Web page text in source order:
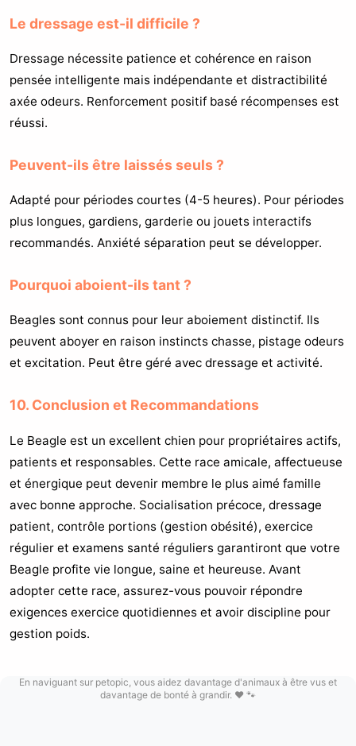
Le dressage est-il difficile ?
Dressage nécessite patience et cohérence en raison
pensée intelligente mais indépendante et distractibilité
axée odeurs. Renforcement positif basé récompenses est
réussi.
Peuvent-ils être laissés seuls ?
Adapté pour périodes courtes (4-5 heures). Pour périodes
plus longues, gardiens, garderie ou jouets interactifs
recommandés. Anxiété séparation peut se développer.
Pourquoi aboient-ils tant ?
Beagles sont connus pour leur aboiement distinctif. Ils
peuvent aboyer en raison instincts chasse, pistage odeurs
et excitation. Peut être géré avec dressage et activité.
10. Conclusion et Recommandations
Le Beagle est un excellent chien pour propriétaires actifs,
patients et responsables. Cette race amicale, affectueuse
et énergique peut devenir membre le plus aimé famille
avec bonne approche. Socialisation précoce, dressage
patient, contrôle portions (gestion obésité), exercice
régulier et examens santé réguliers garantiront que votre
Beagle profite vie longue, saine et heureuse. Avant
adopter cette race, assurez-vous pouvoir répondre
exigences exercice quotidiennes et avoir discipline pour
gestion poids.
En naviguant sur petopic, vous aidez davantage d'animaux à être vus et
davantage de bonté à grandir. ❤️ 🐾